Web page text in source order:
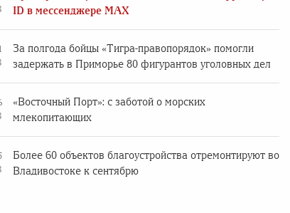
ID в мессенджере MAX
За полгода бойцы «Тигра-правопорядок» помогли
задержать в Приморье 80 фигурантов уголовных дел
«Восточный Порт»: с заботой о морских
млекопитающих
Более 60 объектов благоустройства отремонтируют во
Владивостоке к сентябрю